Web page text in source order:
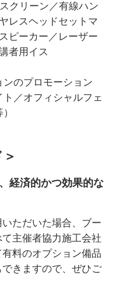
クリーン／有線ハン
レスヘッドセットマ
ピーカー／レーザー
者用イス
のプロモーション
ト／オフィシャルフェ
経済的かつ効果的な
ただいた場合、ブー
主催者協力施工会社
料のオプション備品
きますので、ぜひご